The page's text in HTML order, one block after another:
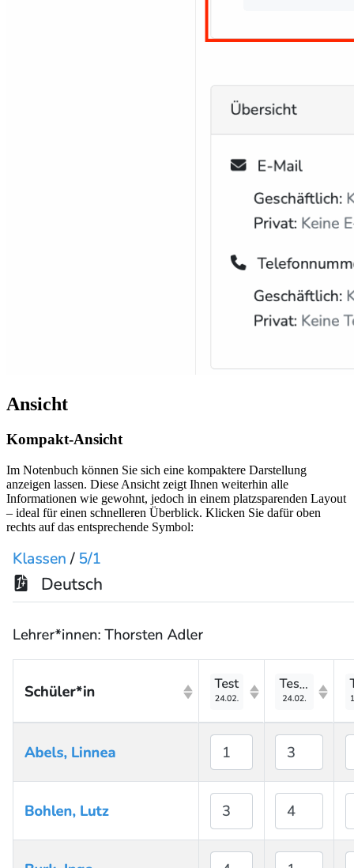
Ansicht
Kompakt-Ansicht
Im Notenbuch können Sie sich eine kompaktere Darstellung
anzeigen lassen. Diese Ansicht zeigt Ihnen weiterhin alle
Informationen wie gewohnt, jedoch in einem platzsparenden Layout
– ideal für einen schnelleren Überblick. Klicken Sie dafür oben
rechts auf das entsprechende Symbol: